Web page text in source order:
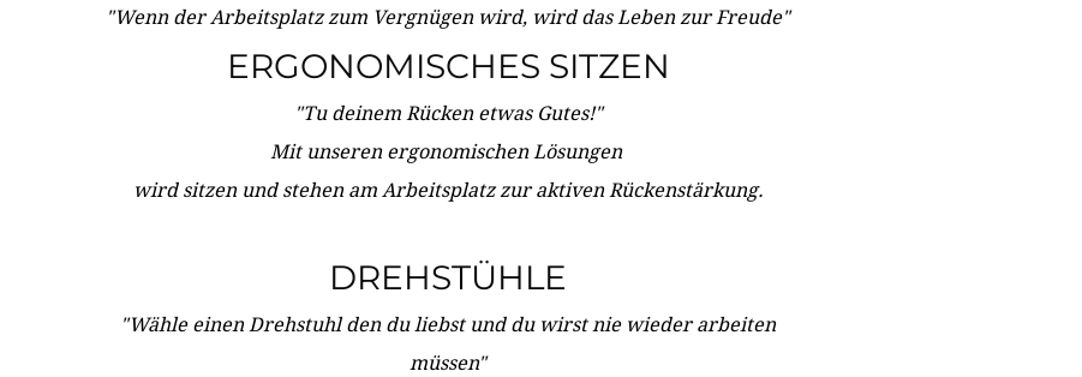
"Wenn der Arbeitsplatz zum Vergnügen wird, wird das Leben zur Freude"
ERGONOMISCHES SITZEN
"Tu deinem Rücken etwas Gutes!"
Mit unseren ergonomischen Lösungen
wird sitzen und stehen am Arbeitsplatz zur aktiven Rückenstärkung.
DREHSTÜHLE
"Wähle einen Drehstuhl den du liebst und du wirst nie wieder arbeiten
müssen"